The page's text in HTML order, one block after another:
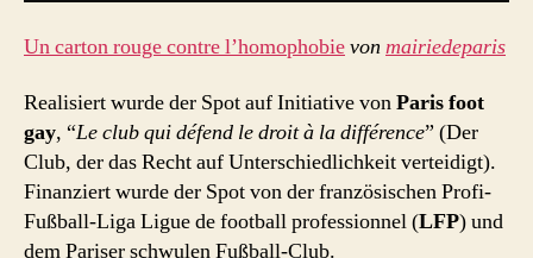
Un carton rouge contre l’homophobievon mairiedeparis
Realisiert wurde der Spot auf Initiative vonParis foot
gay, “Le club qui défend le droit à la différence” (Der
Club, der das Recht auf Unterschiedlichkeit verteidigt).
Finanziert wurde der Spot von der französischen Profi-
Fußball-Liga Ligue de football professionnel (LFP) und
dem Pariser schwulen Fußball-Club.